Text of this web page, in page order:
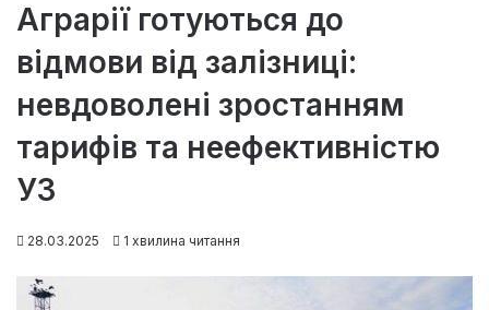
Аграрії готуються до
відмови від залізниці:
невдоволені зростанням
тарифів та неефективністю
УЗ
28.03.2025 1 хвилина читання